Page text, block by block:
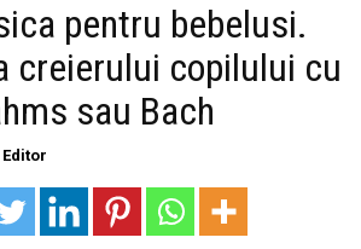
pentru bebelusi.
creierului copilului cu
sau Bach